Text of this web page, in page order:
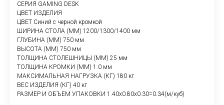
СЕРИЯ GAMING DESK
ЦВЕТ ИЗДЕЛИЯ
ЦВЕТ Синий с черной кромкой
ШИРИНА СТОЛА (ММ) 1200/1300/1400 мм
ГЛУБИНА (ММ) 750 мм
ВЫСОТА (ММ) 750 мм
ТОЛЩИНА СТОЛЕШНИЦЫ (ММ) 25 мм
ТОЛЩИНА КРОМКИ (ММ) 1.0 мм
МАКСИМАЛЬНАЯ НАГРУЗКА (КГ) 180 кг
ВЕС ИЗДЕЛИЯ (КГ) 40 кг
РАЗМЕР И ОБЪЕМ УПАКОВКИ 1.40х0.80х0.30=0.34(м/куб)